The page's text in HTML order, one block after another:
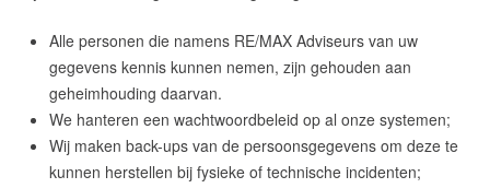
Alle personen die namens RE/MAX Adviseurs van uw
gegevens kennis kunnen nemen, zijn gehouden aan
geheimhouding daarvan.
We hanteren een wachtwoordbeleid op al onze systemen;
Wij maken back-ups van de persoonsgegevens om deze te
kunnen herstellen bij fysieke of technische incidenten;